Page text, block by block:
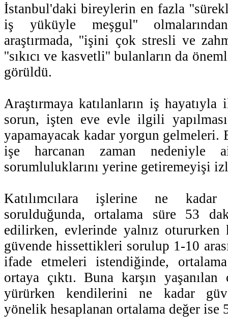
İstanbul'daki bireylerin en fazla
iş yüküyle meşgul''
araştırmada, ''işini çok stresli ve
''sıkıcı ve kasvetli'' bulanların da
görüldü.
Araştırmaya katılanların iş hayatıyla
sorun, işten eve evle ilgili
yapamayacak kadar yorgun
işe harcanan zaman nedeniyle
sorumluluklarını yerine getiremeyişi
Katılımcılara işlerine ne kadar
sorulduğunda, ortalama süre 53
edilirken, evlerinde yalnız
güvende hissettikleri sorulup 1-10
ifade etmeleri istendiğinde,
ortaya çıktı. Buna karşın yaşanılan
yürürken kendilerini ne kadar
yönelik hesaplanan ortalama değer ise